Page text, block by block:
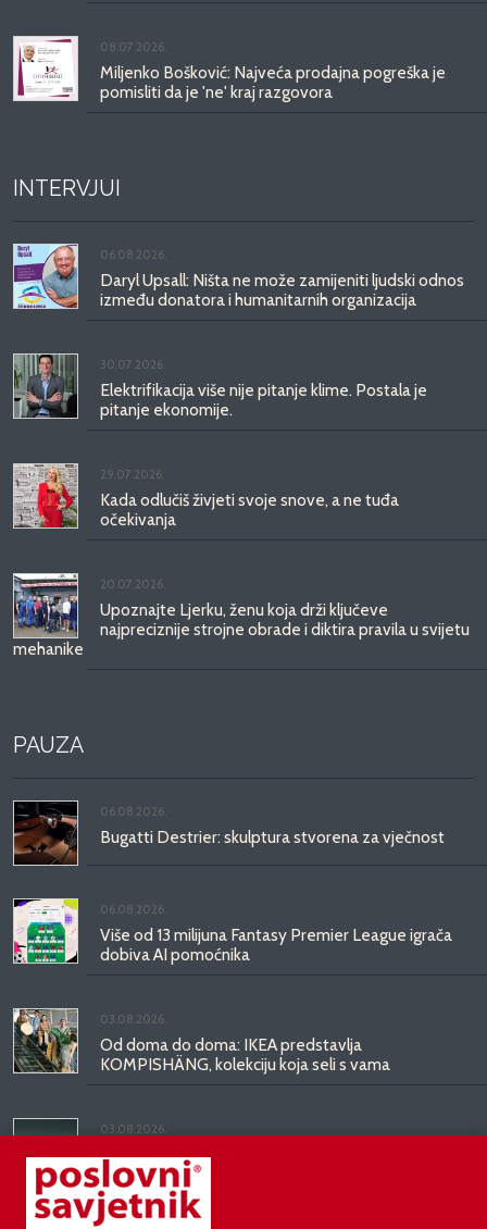
08.07.2026.
Miljenko Bošković: Najveća prodajna pogreška je
pomisliti da je 'ne' kraj razgovora
INTERVJUI
06.08.2026.
Daryl Upsall: Ništa ne može zamijeniti ljudski odnos
između donatora i humanitarnih organizacija
30.07.2026.
Elektrifikacija više nije pitanje klime. Postala je
pitanje ekonomije.
29.07.2026.
Kada odlučiš živjeti svoje snove, a ne tuđa
očekivanja
20.07.2026.
Upoznajte Ljerku, ženu koja drži ključeve
najpreciznije strojne obrade i diktira pravila u svijetu
mehanike
PAUZA
06.08.2026.
Bugatti Destrier: skulptura stvorena za vječnost
06.08.2026.
Više od 13 milijuna Fantasy Premier League igrača
dobiva AI pomoćnika
03.08.2026.
Od doma do doma: IKEA predstavlja
KOMPISHÄNG, kolekciju koja seli s vama
03.08.2026.
Kineski BYD predstavio luksuznu limuzinu veću od
Mercedesove S-klase, obećava domet do 1.000
kilometara